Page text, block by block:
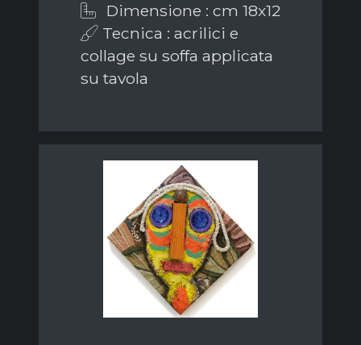
Dimensione : cm 18x12
Tecnica : acrilici e
collage su soffa applicata
su tavola